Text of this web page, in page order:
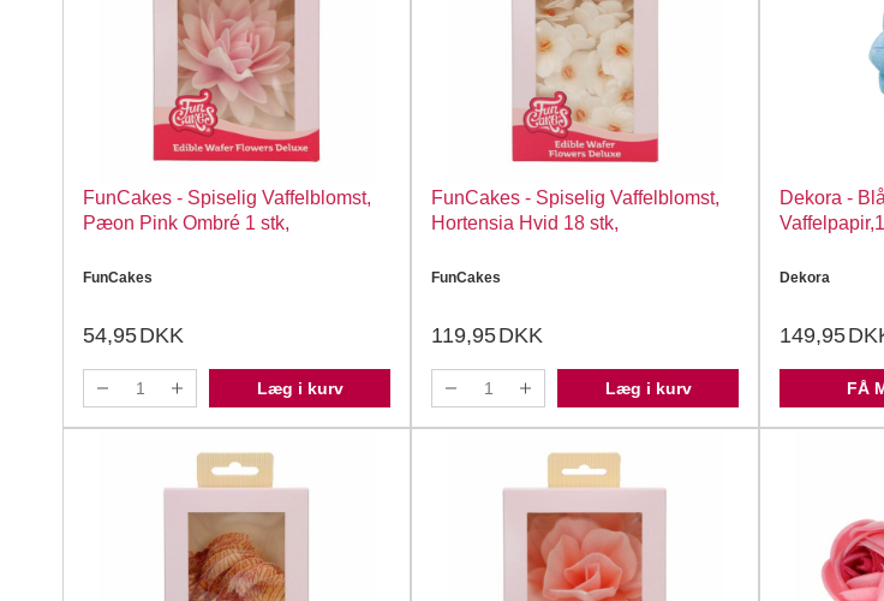
FunCakes - Spiselig Vaffelblomst,
Pæon Pink Ombré 1 stk,
FunCakes
54,95DKK
Læg i kurv
FunCakes - Spiselig Vaffelblomst,
Hortensia Hvid 18 stk,
FunCakes
119,95DKK
Læg i kurv
Dekora -
Dekora
149,95
FÅ